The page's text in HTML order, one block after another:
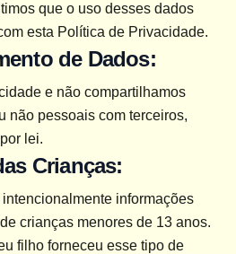
que o uso desses dados
esta Política de Privacidade.
de Dados:
e não compartilhamos
não pessoais com terceiros,
lei.
Crianças:
informações
crianças menores de 13 anos.
filho forneceu esse tipo de